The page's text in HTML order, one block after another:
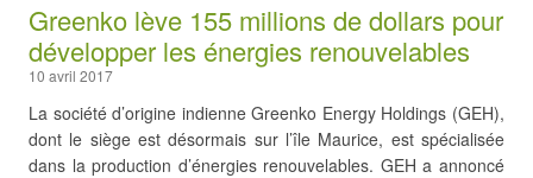
Greenko lève 155 millions de dollars pour
développer les énergies renouvelables
10 avril 2017
La société d’origine indienne Greenko Energy Holdings (GEH),
dont le siège est désormais sur l’île Maurice, est spécialisée
dans la production d’énergies renouvelables. GEH a annoncé